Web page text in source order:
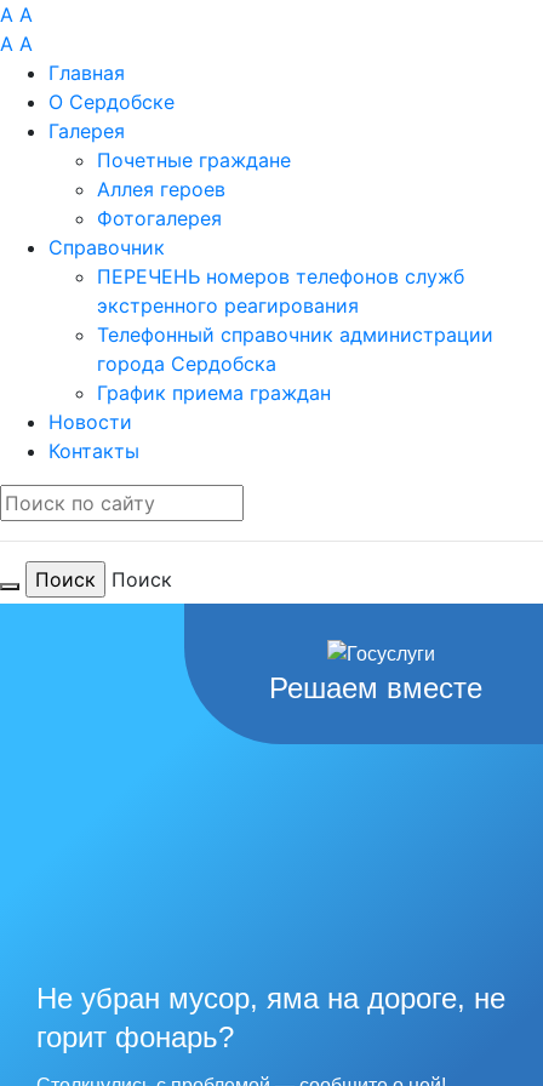
A A
A A
Главная
О Сердобске
Галерея
Почетные граждане
Аллея героев
Фотогалерея
Справочник
ПЕРЕЧЕНЬ номеров телефонов служб
экстренного реагирования
Телефонный справочник администрации
города Сердобска
График приема граждан
Новости
Контакты
Поиск
Решаем вместе
Не убран мусор, яма на дороге, не
горит фонарь?город